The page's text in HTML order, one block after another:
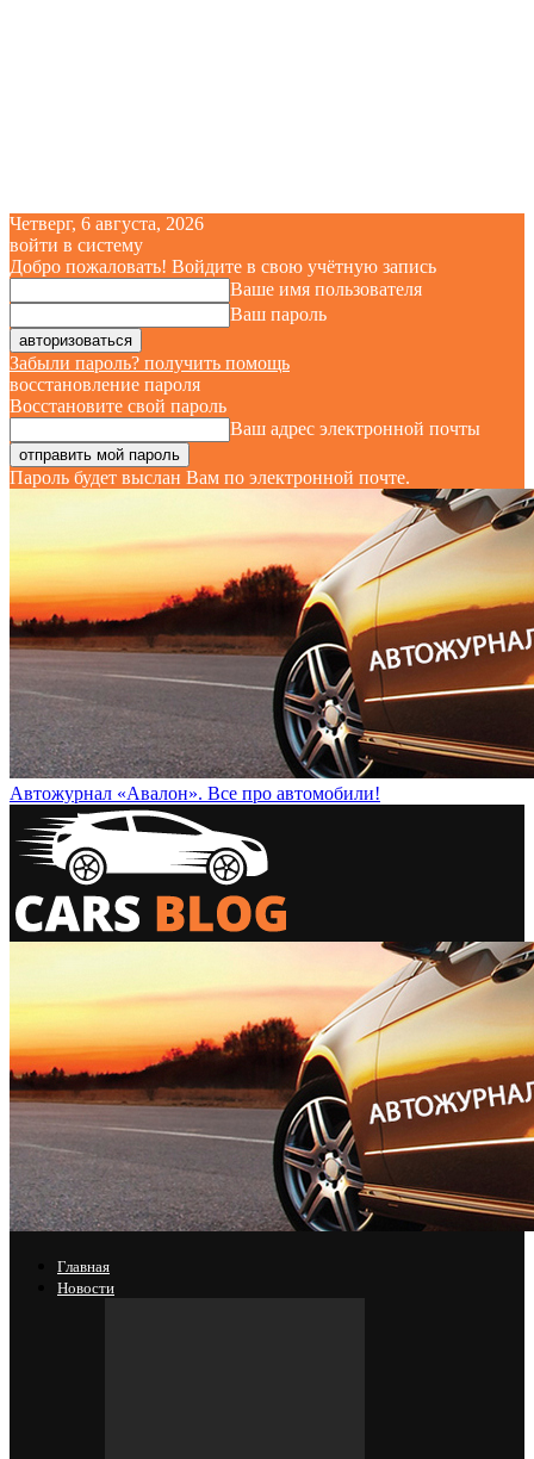
Четверг, 6 августа, 2026
войти в систему
Добро пожаловать! Войдите в свою учётную запись
Ваше имя пользователя
Ваш пароль
Забыли пароль? получить помощь
восстановление пароля
Восстановите свой пароль
Ваш адрес электронной почты
Пароль будет выслан Вам по электронной почте.
Автожурнал «Авалон». Все про автомобили!
Главная
Новости